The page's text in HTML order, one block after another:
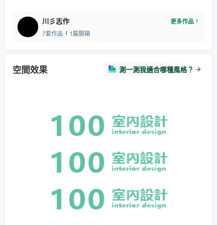
川彡志作
更多作品
7套作品
1篇開箱
空間效果 測一測我適合哪種風格？